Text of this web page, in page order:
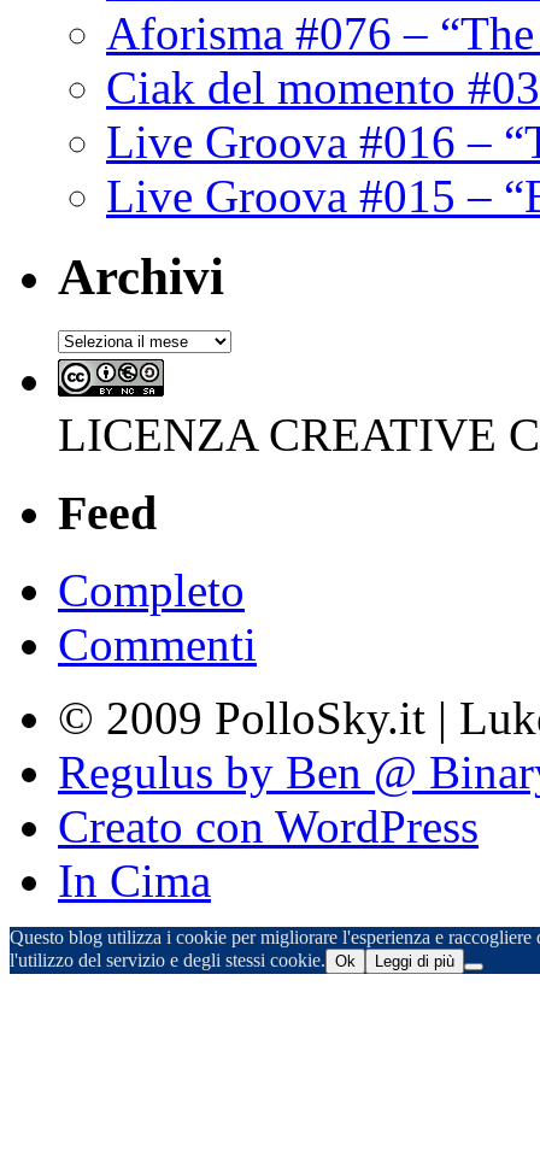
Aforisma #076 –
Ciak del momento
Live Groova #016 –
Live Groova #015 –
Archivi
Archivi
LICENZA CREATIVE
Feed
Completo
Commenti
© 2009 PolloSky.it |
Regulus by Ben @
Creato con WordPress
In Cima
Questo blog utilizza i cookie per migliorare l'esperienza e
l'utilizzo del servizio e degli stessi cookie. Ok Leggi di più